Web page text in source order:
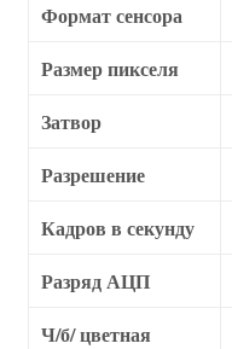
Формат сенсора
Размер пикселя
Затвор
Разрешение
Кадров в секунду
Разряд АЦП
Ч/б/ цветная